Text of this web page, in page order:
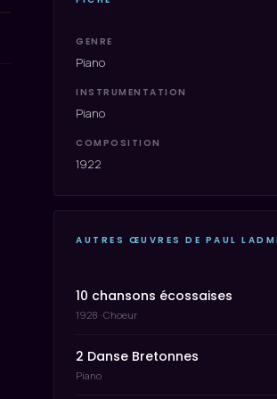
GENRE
Piano
INSTRUMENTATION
Piano
COMPOSITION
1922
AUTRES ŒUVRES DE PAUL
10 chansons écossaises
1928 · Choeur
2 Danse Bretonnes
Piano